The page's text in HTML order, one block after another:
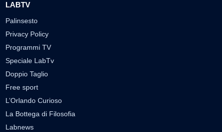
LABTV
Palinsesto
Privacy Policy
Programmi TV
Speciale LabTv
Doppio Taglio
Free sport
L’Orlando Curioso
La Bottega di Filosofia
Labnews